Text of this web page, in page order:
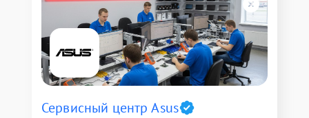
Сервисный центр Asus